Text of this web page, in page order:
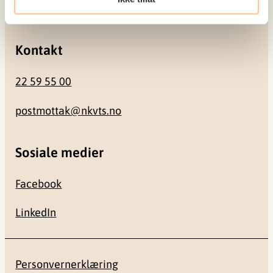
Kontakt
22 59 55 00
postmottak@nkvts.no
Sosiale medier
Facebook
LinkedIn
Personvernerklæring